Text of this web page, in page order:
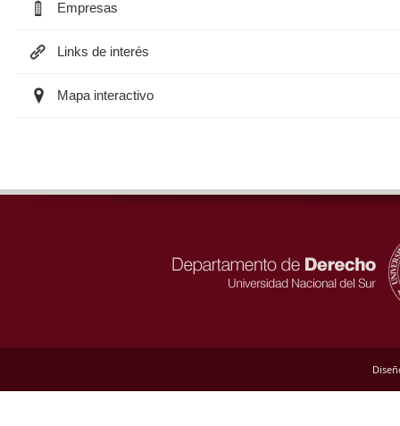
Empresas
Links de interés
Mapa interactivo